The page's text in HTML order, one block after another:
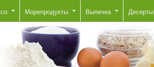
Морепродукты Выпечка Десерты